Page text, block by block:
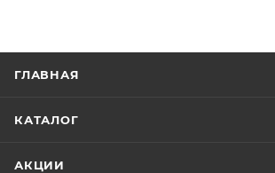
ГЛАВНАЯ
КАТАЛОГ
АКЦИИ